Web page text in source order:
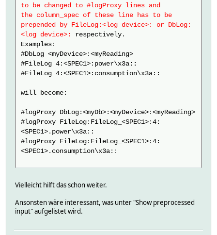
to be changed to #logProxy lines and
the column_spec of these line has to be
prepended by FileLog:<log device>: or DbLog:
<log device>: respectively.
Examples:
#DbLog <myDevice>:<myReading>
#FileLog 4:<SPEC1>:power\x3a::
#FileLog 4:<SPEC1>:consumption\x3a::
will become:
#logProxy DbLog:<myDb>:<myDevice>:<myReading>
#logProxy FileLog:FileLog_<SPEC1>:4:
<SPEC1>.power\x3a::
#logProxy FileLog:FileLog_<SPEC1>:4:
<SPEC1>.consumption\x3a::
Vielleicht hilft das schon weiter.
Ansonsten wäre interessant, was unter "Show preprocessed
input" aufgelistet wird.